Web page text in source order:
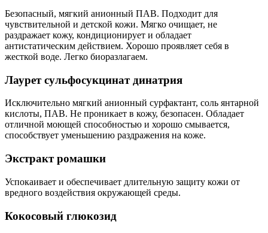
Безопасный, мягкий анионный ПАВ. Подходит для
чувствительной и детской кожи. Мягко очищает, не
раздражает кожу, кондиционирует и обладает
антистатическим действием. Хорошо проявляет себя в
жесткой воде. Легко биоразлагаем.
Лаурет сульфосукцинат динатрия
Исключительно мягкий анионный сурфактант, cоль янтарной
кислоты, ПАВ. Не проникает в кожу, безопасен. Обладает
отличной моющей способностью и хорошо смывается,
способствует уменьшению раздражения на коже.
Экстракт ромашки
Успокаивает и обеспечивает длительную защиту кожи от
вредного воздействия окружающей среды.
Кокосовый глюкозид